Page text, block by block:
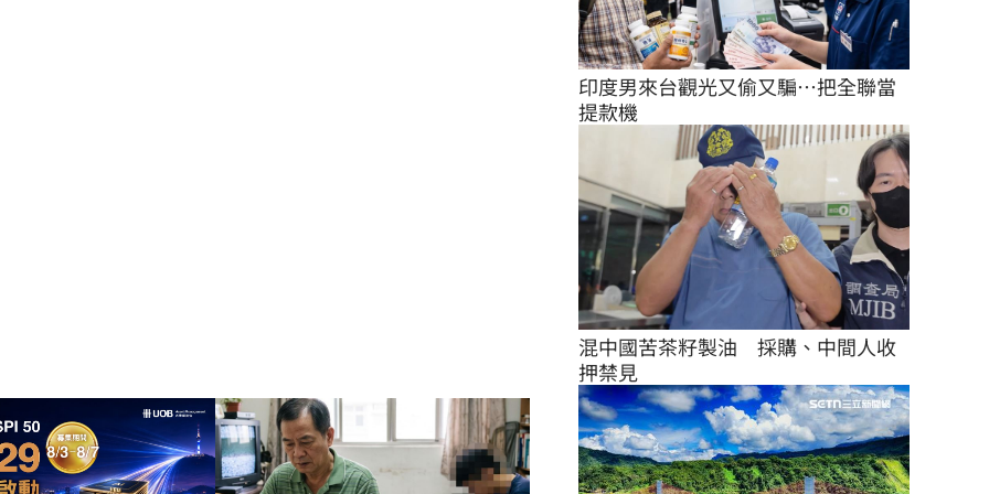
印度男來台觀光又偷又騙…把全聯當
提款機
混中國苦茶籽製油　採購、中間人收
押禁見